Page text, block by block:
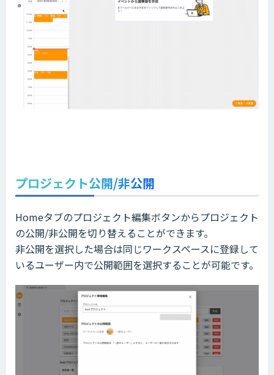
プロジェクト公開/非公開
Homeタブのプロジェクト編集ボタンからプロジェクト
の公開/非公開を切り替えることができます。
非公開を選択した場合は同じワークスペースに登録して
いるユーザー内で公開範囲を選択することが可能です。